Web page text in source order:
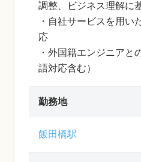
調整、ビジネス理解に
・自社サービスを用い
応
・外国籍エンジニアと
語対応含む）
勤務地
飯田橋駅